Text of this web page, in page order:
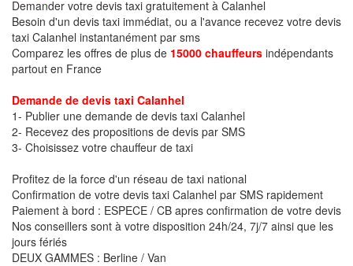
Demander votre devis taxi gratuitement à Calanhel
Besoin d'un devis taxi immédiat, ou a l'avance recevez votre devis
taxi Calanhel instantanément par sms
Comparez les offres de plus de 15000 chauffeurs indépendants
partout en France
Demande de devis taxi Calanhel
1- Publier une demande de devis taxi Calanhel
2- Recevez des propositions de devis par SMS
3- Choisissez votre chauffeur de taxi
Profitez de la force d'un réseau de taxi national
Confirmation de votre devis taxi Calanhel par SMS rapidement
Paiement à bord : ESPECE / CB apres confirmation de votre devis
Nos conseillers sont à votre disposition 24h/24, 7j/7 ainsi que les
jours fériés
DEUX GAMMES : Berline / Van